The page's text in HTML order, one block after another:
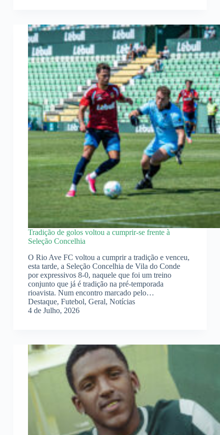
Tradição de golos voltou a cumprir-se frente à
Seleção Concelhia
O Rio Ave FC voltou a cumprir a tradição e venceu,
esta tarde, a Seleção Concelhia de Vila do Conde
por expressivos 8-0, naquele que foi um treino
conjunto que já é tradição na pré-temporada
rioavista. Num encontro marcado pelo…
Destaque, Futebol, Geral, Notícias
4 de Julho, 2026